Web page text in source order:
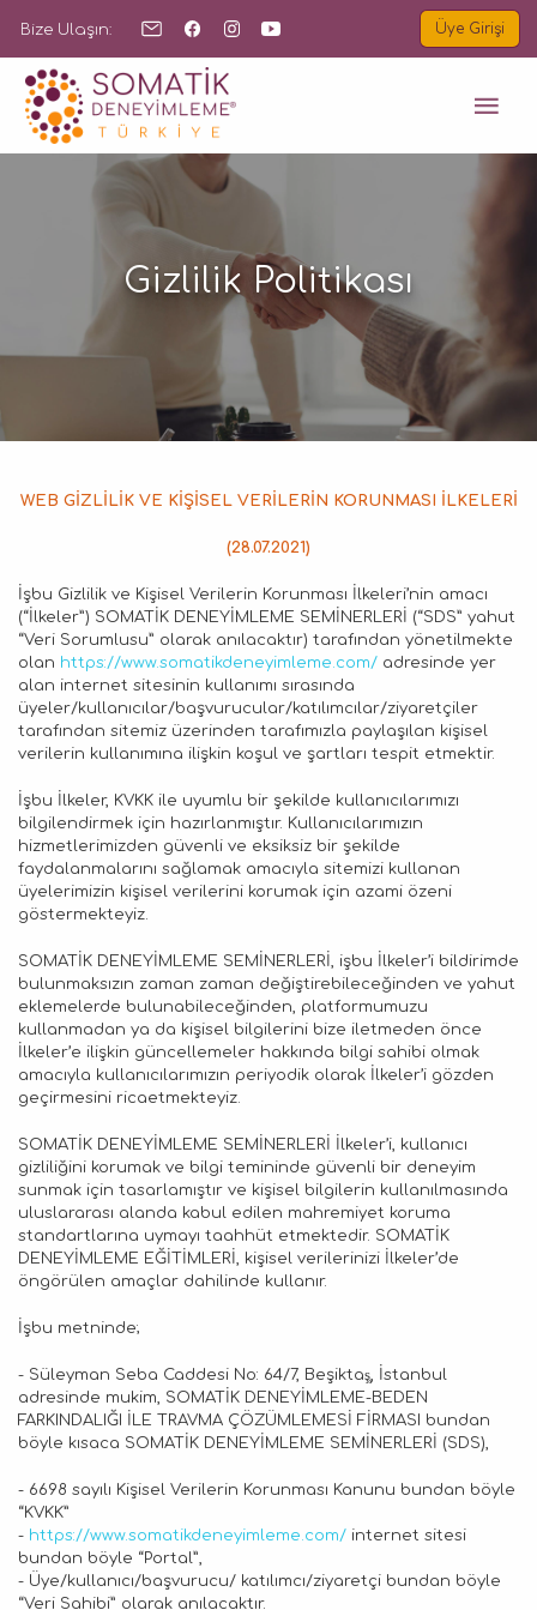
Bize Ulaşın: Üye Girişi
B
Gizlilik Politikası
WEB GİZLİLİK VE KİŞİSEL VERİLERİN KORUNMASI İLKELERİ
(28.07.2021)
İşbu Gizlilik ve Kişisel Verilerin Korunması İlkeleri’nin amacı
(“İlkeler”) SOMATİK DENEYİMLEME SEMİNERLERİ (“SDS” yahut
“Veri Sorumlusu” olarak anılacaktır) tarafından yönetilmekte
olan https://www.somatikdeneyimleme.com/ adresinde yer
alan internet sitesinin kullanımı sırasında
üyeler/kullanıcılar/başvurucular/katılımcılar/ziyaretçiler
tarafından sitemiz üzerinden tarafımızla paylaşılan kişisel
verilerin kullanımına ilişkin koşul ve şartları tespit etmektir.
İşbu İlkeler, KVKK ile uyumlu bir şekilde kullanıcılarımızı
bilgilendirmek için hazırlanmıştır. Kullanıcılarımızın
hizmetlerimizden güvenli ve eksiksiz bir şekilde
faydalanmalarını sağlamak amacıyla sitemizi kullanan
üyelerimizin kişisel verilerini korumak için azami özeni
göstermekteyiz.
SOMATİK DENEYİMLEME SEMİNERLERİ, işbu İlkeler’i bildirimde
bulunmaksızın zaman zaman değiştirebileceğinden ve yahut
eklemelerde bulunabileceğinden, platformumuzu
kullanmadan ya da kişisel bilgilerini bize iletmeden önce
İlkeler’e ilişkin güncellemeler hakkında bilgi sahibi olmak
amacıyla kullanıcılarımızın periyodik olarak İlkeler’i gözden
geçirmesini ricaetmekteyiz.
SOMATİK DENEYİMLEME SEMİNERLERİ İlkeler’i, kullanıcı
gizliliğini korumak ve bilgi temininde güvenli bir deneyim
sunmak için tasarlamıştır ve kişisel bilgilerin kullanılmasında
uluslararası alanda kabul edilen mahremiyet koruma
standartlarına uymayı taahhüt etmektedir. SOMATİK
DENEYİMLEME EĞİTİMLERİ, kişisel verilerinizi İlkeler’de
öngörülen amaçlar dahilinde kullanır.
İşbu metninde;
- Süleyman Seba Caddesi No: 64/7, Beşiktaş̧, İstanbul
adresinde mukim, SOMATİK DENEYİMLEME-BEDEN
FARKINDALIĞI İLE TRAVMA ÇÖZÜMLEMESİ FİRMASI bundan
böyle kısaca SOMATİK DENEYİMLEME SEMİNERLERİ (SDS),
- 6698 sayılı Kişisel Verilerin Korunması Kanunu bundan böyle
“KVKK”
- https://www.somatikdeneyimleme.com/ internet sitesi
bundan böyle “Portal”,
- Üye/kullanıcı/başvurucu/ katılımcı/ziyaretçi bundan böyle
“Veri Sahibi” olarak anılacaktır.